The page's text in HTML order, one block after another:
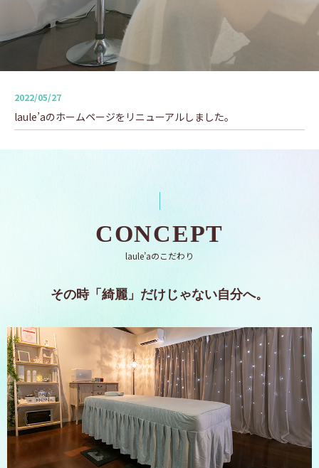
2022/05/27
laule’aのホームページをリニューアルしました。
CONCEPT
laule’aのこだわり
その時「綺麗」だけじゃない自分へ。